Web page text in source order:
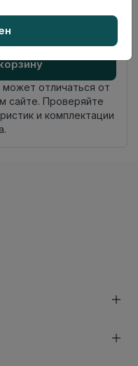
отличаться от
сайте. Проверяйте
и комплектации